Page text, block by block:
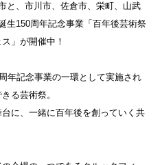
と、市川市、佐倉市、栄町、山武
生150周年記念事業「百年後芸術祭
」が開催中！
年記念事業の一環として実施され
る芸術祭。
に、一緒に百年後を創っていく共